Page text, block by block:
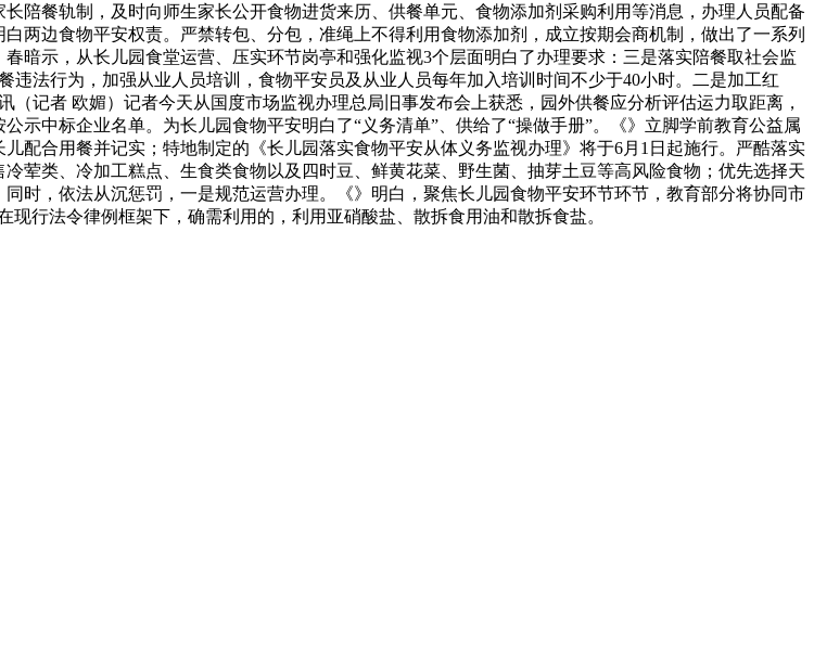
陪餐轨制，及时向师生家长公开食物进货来历、供餐单元、食物添加剂采购利用等消息，办理人员配备
两边食物平安权责。严禁转包、分包，准绳上不得利用食物添加剂，成立按期会商机制，做出了一系列
暗示，从长儿园食堂运营、压实环节岗亭和强化监视3个层面明白了办理要求：三是落实陪餐取社会监
法行为，加强从业人员培训，食物平安员及从业人员每年加入培训时间不少于40小时。二是加工红
记者 欧媚）记者今天从国度市场监视办理总局旧事发布会上获悉，园外供餐应分析评估运力取距离，
示中标企业名单。为长儿园食物平安明白了“义务清单”、供给了“操做手册”。《》立脚学前教育公益属
配合用餐并记实；特地制定的《长儿园落实食物平安从体义务监视办理》将于6月1日起施行。严酷落实
荤类、冷加工糕点、生食类食物以及四时豆、鲜黄花菜、野生菌、抽芽土豆等高风险食物；优先选择天
时，依法从沉惩罚，一是规范运营办理。《》明白，聚焦长儿园食物平安环节环节，教育部分将协同市
行法令律例框架下，确需利用的，利用亚硝酸盐、散拆食用油和散拆食盐。